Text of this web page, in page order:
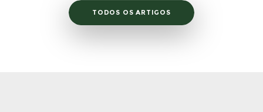
TODOS OS ARTIGOS